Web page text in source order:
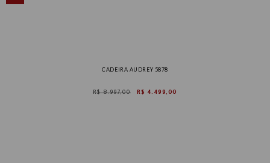
CADEIRA AUDREY 5878
R$ 8.997,00 R$ 4.499,00